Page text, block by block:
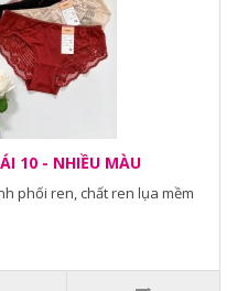
10 - NHIỀU MÀU
phối ren, chất ren lụa mềm